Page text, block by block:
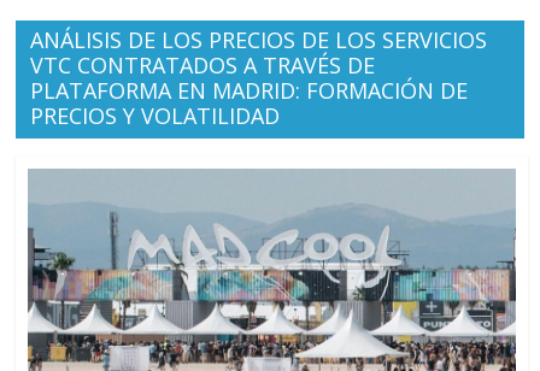
ANÁLISIS DE LOS PRECIOS DE LOS SERVICIOS
VTC CONTRATADOS A TRAVÉS DE
PLATAFORMA EN MADRID: FORMACIÓN DE
PRECIOS Y VOLATILIDAD